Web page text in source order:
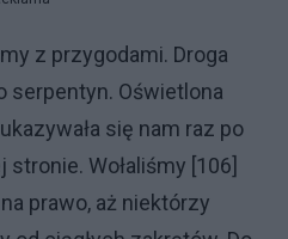
z przygodami. Droga
serpentyn. Oświetlona
się nam raz po
Wołaliśmy [106]
prawo, aż niektórzy